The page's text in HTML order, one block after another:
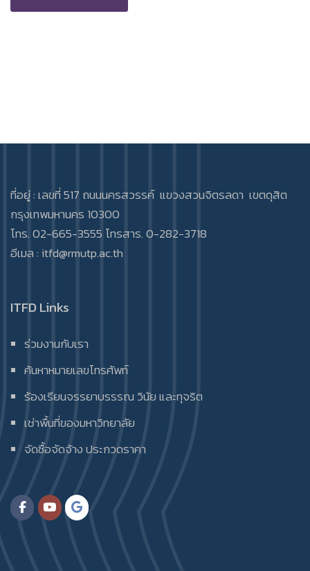
ที่อยู่ : เลขที่ 517 ถนนนครสวรรค์ แขวงสวนจิตรลดา เขตดุสิต
กรุงเทพมหานคร 10300
โทร. 02-665-3555 โทรสาร. 0-282-3718
อีเมล :itfd@rmutp.ac.th
ITFD Links
ร่วมงานกับเรา
ค้นหาหมายเลขโทรศัพท์
ร้องเรียนจรรยาบรรรณ วินัย และทุจริต
เช่าพื้นที่ของมหาวิทยาลัย
จัดซื้อจัดจ้าง ประกวดราคา